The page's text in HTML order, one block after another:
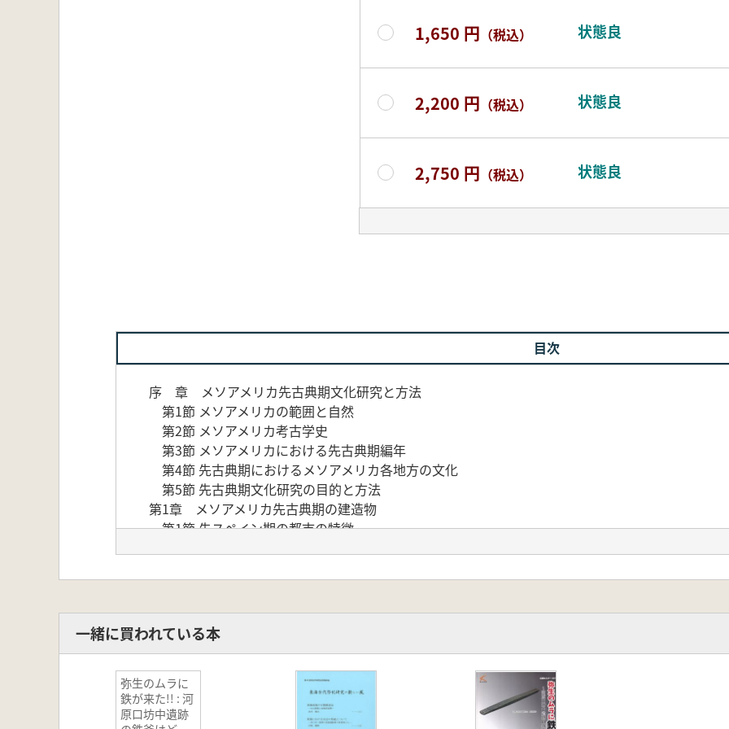
1,650 円 （税込） 状態良
2,200 円 （税込） 状態良
2,750 円 （税込） 状態良
目次
序 章 メソアメリカ先古典期文化研究と方法
第1節 メソアメリカの範囲と自然
第2節 メソアメリカ考古学史
第3節 メソアメリカにおける先古典期編年
第4節 先古典期におけるメソアメリカ各地方の文化
第5節 先古典期文化研究の目的と方法
第1章 メソアメリカ先古典期の建造物
第1節 先スペイン期の都市の特徴
第4節 メソアメリカ南東部太平洋側の建造物
第2章 メソアメリカ先古典期における生業
第1節 遺構からみた農耕
第3節 遺跡出土のフラスコ状貯蔵穴
第4節 考古資料に表現される動物
第3章 メソアメリカ先古典期における権力と信仰
一緒に買われている本
弥生のムラに
鉄が来た!! : 河
原口坊中遺跡